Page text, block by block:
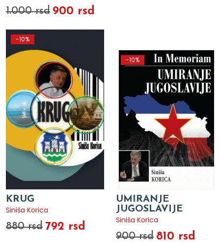
1.000 rsd 900 rsd
-10%
KRUG
Siniša Korica
880 rsd 792 rsd
-10%
UMIRANJE
JUGOSLAVIJE
Siniša Korica
900 rsd 810 rsd